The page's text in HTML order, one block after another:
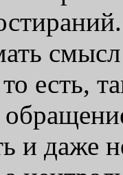
есть,
и даже